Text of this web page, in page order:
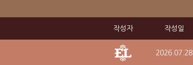
작성자 작성일
2026.07.28